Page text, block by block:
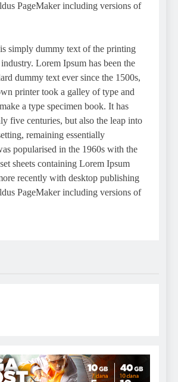
PageMaker including versions of
is simply dummy text of the printing
Lorem Ipsum has been the
dummy text ever since the 1500s,
printer took a galley of type and
a type specimen book. It has
five centuries, but also the leap into
remaining essentially
popularised in the 1960s with the
sheets containing Lorem Ipsum
recently with desktop publishing
PageMaker including versions of